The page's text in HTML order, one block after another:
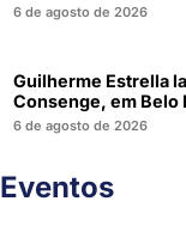
6 de agosto de 2026
Guilherme Estrella
Consenge, em Belo
6 de agosto de 2026